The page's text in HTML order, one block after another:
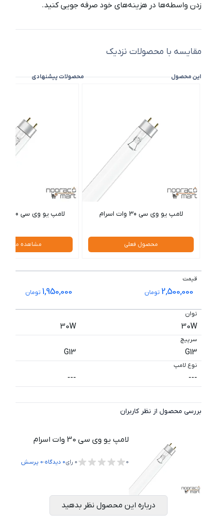
زدن واسطه‌ها در هزینه‌های خود صرفه جویی کنید.
مقایسه با محصولات نزدیک
این محصول محصولات پیشنهادی
لامپ یو وی سی 30 وات اسرام
محصول فعلی
لامپ یو وی سی 30 وات لدونس
مشاهده
قیمت
2,500,000 تومان 1,950,000 تومان
توان
30W
30W
سرپیچ
G13
G13
نوع لامپ
---
---
بررسی محصول از نظر کاربران
لامپ یو وی سی 30 وات اسرام
0
0 رای0 دیدگاه،0 پرسش
درباره این محصول نظر بدهید